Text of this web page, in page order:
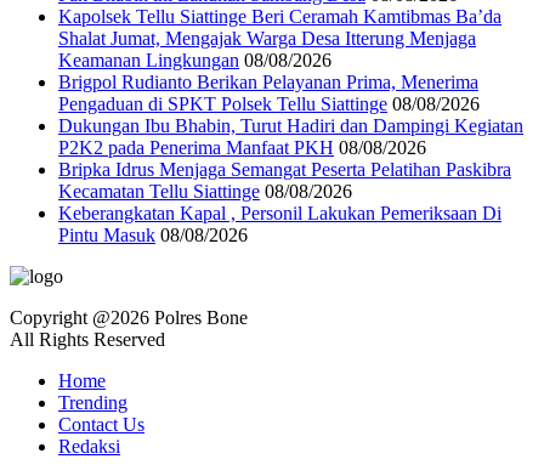
Kapolsek Tellu Siattinge Beri Ceramah Kamtibmas Ba’da
Shalat Jumat, Mengajak Warga Desa Itterung Menjaga
Keamanan Lingkungan 08/08/2026
Brigpol Rudianto Berikan Pelayanan Prima, Menerima
Pengaduan di SPKT Polsek Tellu Siattinge 08/08/2026
Dukungan Ibu Bhabin, Turut Hadiri dan Dampingi Kegiatan
P2K2 pada Penerima Manfaat PKH 08/08/2026
Bripka Idrus Menjaga Semangat Peserta Pelatihan Paskibra
Kecamatan Tellu Siattinge 08/08/2026
Keberangkatan Kapal , Personil Lakukan Pemeriksaan Di
Pintu Masuk 08/08/2026
Copyright @2026 Polres Bone
All Rights Reserved
Home
Trending
Contact Us
Redaksi